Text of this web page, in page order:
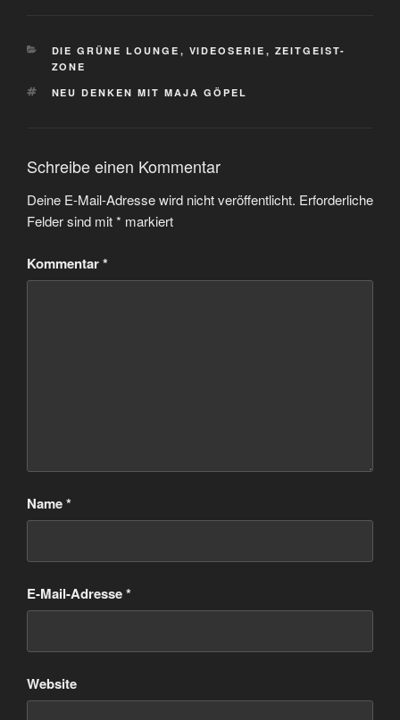
KATEGORIEN
DIE GRÜNE LOUNGE , VIDEOSERIE , ZEITGEIST-
ZONE
SCHLAGWÖRTER
NEU DENKEN MIT MAJA GÖPEL
Schreibe einen Kommentar
Deine E-Mail-Adresse wird nicht veröffentlicht. Erforderliche
Felder sind mit* markiert
Kommentar*
Name*
E-Mail-Adresse*
Website